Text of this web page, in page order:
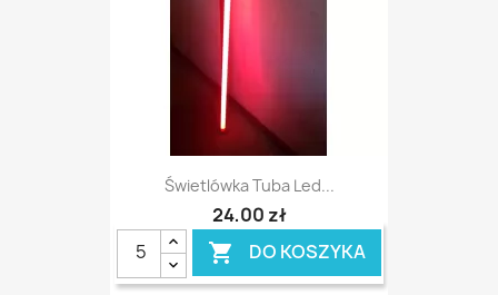
Świetlówka Tuba Led...
24,00 zł
 DO KOSZYKA